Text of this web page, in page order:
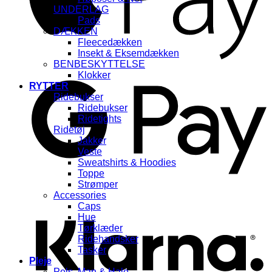
UNDERLAG
Pads
DÆKKEN
Fleecedækken
Insekt & Eksemdækken
BENBESKYTTELSE
Klokker
RYTTER
Ridebukser
Ridebukser
Ridetights
Ridetøj
Jakker
Veste
Sweatshirts & Hoodies
Toppe
Strømper
Accessories
Caps
Hue
Tørklæder
Ridehandsker
Tasker
Pleje